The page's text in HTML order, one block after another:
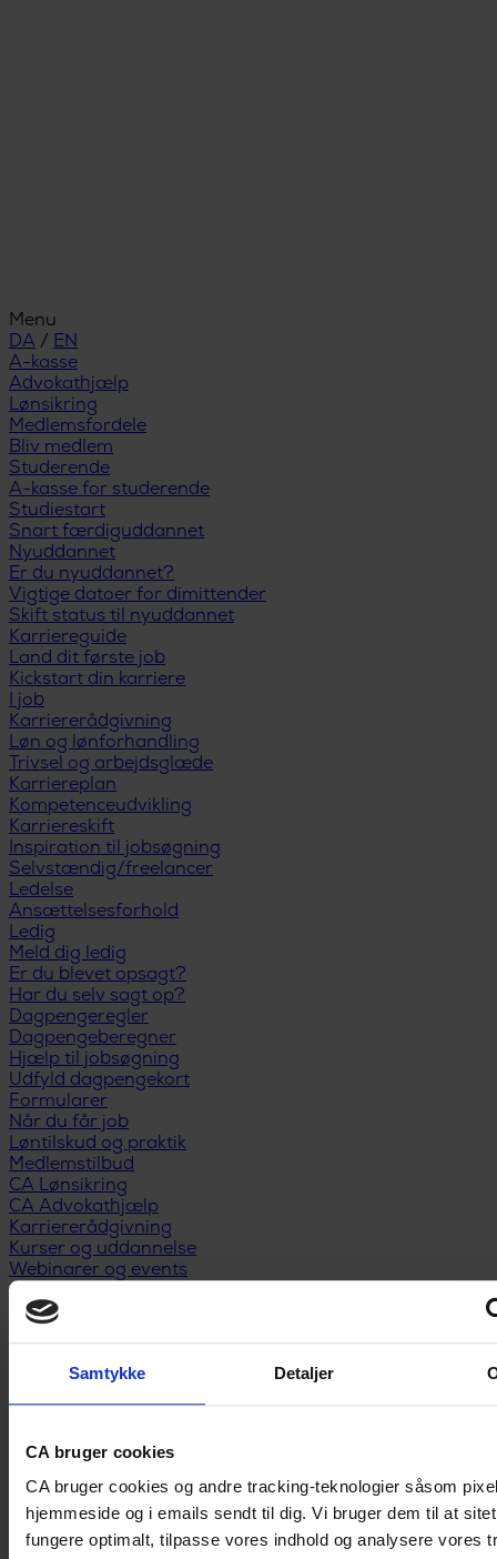
Samtykke Detaljer
CA bruger cookies
CA bruger cookies og andre tracking-teknologier såsom
hjemmeside og i emails sendt til dig. Vi bruger dem til at
fungere optimalt, tilpasse vores indhold og analysere vores
Menu
DA / EN
A-kasse
Advokathjælp
Lønsikring
Medlemsfordele
Bliv medlem
Studerende
A-kasse for studerende
Studiestart
Snart færdiguddannet
Nyuddannet
Er du nyuddannet?
Vigtige datoer for dimittender
Skift status til nyuddannet
Karriereguide
Land dit første job
Kickstart din karriere
I job
Karriererådgivning
Løn og lønforhandling
Trivsel og arbejdsglæde
Karriereplan
Kompetenceudvikling
Karriereskift
Inspiration til jobsøgning
Selvstændig/freelancer
Ledelse
Ansættelsesforhold
Ledig
Meld dig ledig
Er du blevet opsagt?
Har du selv sagt op?
Dagpengeregler
Dagpengeberegner
Hjælp til jobsøgning
Udfyld dagpengekort
Formularer
Når du får job
Løntilskud og praktik
Medlemstilbud
CA Lønsikring
CA Advokathjælp
Karriererådgivning
Kurser og uddannelse
Webinarer og events
Medlemsfordele
Privatøkonomi